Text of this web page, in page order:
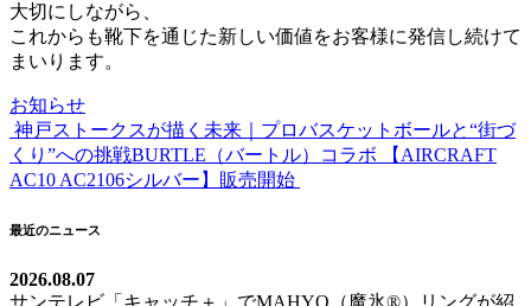
大切にしながら、
これからも靴下を通じた新しい価値をお客様に発信し続けて
まいります。
お知らせ
投
稿
ゲ
神戸ストークスが描く未来｜プロバスケットボールと“街づ
くり”への挑戦BURTLE（バートル）コラボ 【AIRCRAFT
AC10 AC2106シルバー】販売開始
最近のニュース
2026.08.07
サンテレビ「キャッチ＋」でMAHYO（魔氷®）リングが紹